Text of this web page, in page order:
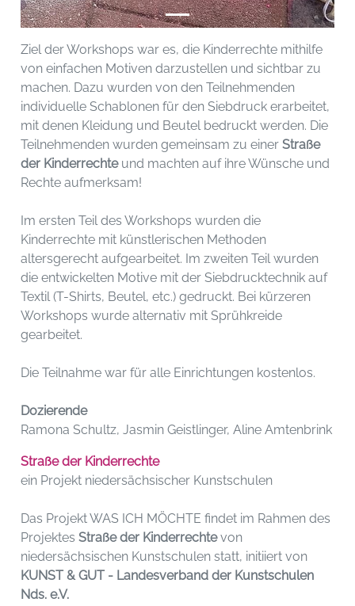
Ziel der Workshops war es, die Kinderrechte mithilfe
von einfachen Motiven darzustellen und sichtbar zu
machen. Dazu wurden von den Teilnehmenden
individuelle Schablonen für den Siebdruck erarbeitet,
mit denen Kleidung und Beutel bedruckt werden. Die
Teilnehmenden wurden gemeinsam zu einerStraße
der Kinderrechteund machten auf ihre Wünsche und
Rechte aufmerksam!
Im ersten Teil des Workshops wurden die
Kinderrechte mit künstlerischen Methoden
altersgerecht aufgearbeitet. Im zweiten Teil wurden
die entwickelten Motive mit der Siebdrucktechnik auf
Textil (T-Shirts, Beutel, etc.) gedruckt. Bei kürzeren
Workshops wurde alternativ mit Sprühkreide
gearbeitet.
Die Teilnahme war für alle Einrichtungen kostenlos.
Dozierende
Ramona Schultz, Jasmin Geistlinger, Aline Amtenbrink
Straße der Kinderrechte
ein Projekt niedersächsischer Kunstschulen
Das Projekt WAS ICH MÖCHTE findet im Rahmen des
ProjektesStraße der Kinderrechtevon
niedersächsischen Kunstschulen statt, initiiert von
KUNST & GUT - Landesverband der Kunstschulen
Nds. e.V.